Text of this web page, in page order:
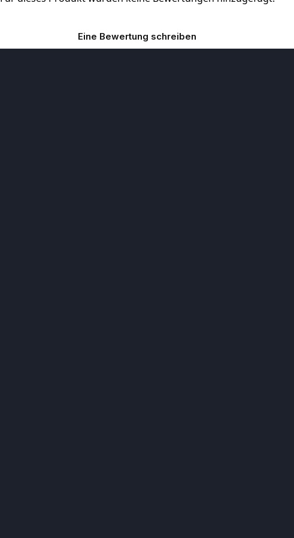
Eine Bewertung schreiben